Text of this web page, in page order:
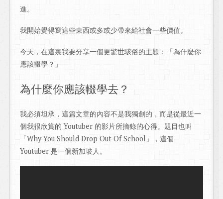
進。
我開始覺得寫這些東西或多或少帶來給社會一些價值。
今天，在這裏我要分享一個更驚世駭俗的主題：「為什麼你
應該輟學？」
為什麼你應該輟學去？
我必須坦承，這篇文章的內容不是我獨創的，而是從最近一
個我很欣賞的 Youtuber 的影片所摘錄的心得。題目也叫
「Why You Should Drop Out Of School」，這個
Youtuber 是一個新加坡人。